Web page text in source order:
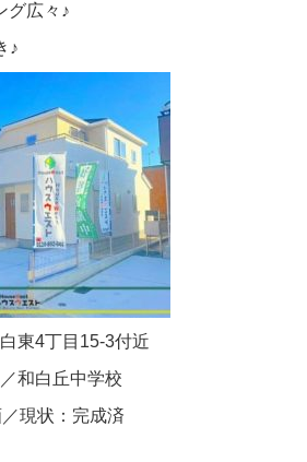
グ広々♪
♪
東4丁目15-3付近
和白丘中学校
現状：完成済